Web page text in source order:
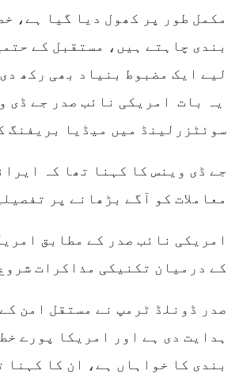
مکمل طور پر کھول دیا گیا ہے،
بندی چاہتے ہیں، مستقبل کے
لیے ایک مضبوط بنیاد بھی رکھ دی
یہ بات امریکی نائب صدر جے ڈی
سوئٹزرلینڈ میں میڈیا بریفنگ
جے ڈی وینس کا کہنا تھا کہ
معاملات کو آگے بڑھانے پر
امریکی نائب صدر کے مطابق
کے درمیان تکنیکی مذاکرات
صدر ڈونلڈ ٹرمپ نے مستقل امن
ہدایت دی ہے اور امریکا پورے
بندی کا خواہاں ہے، ان کا کہنا